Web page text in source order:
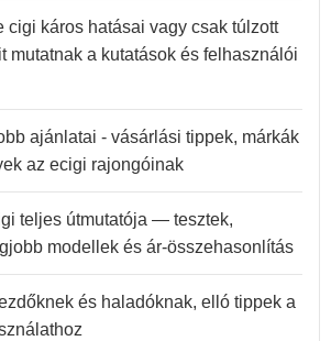
cigi káros hatásai vagy csak túlzott
mutatnak a kutatások és felhasználói
ajánlatai - vásárlási tippek, márkák
az ecigi rajongóinak
teljes útmutatója — tesztek,
modellek és ár-összehasonlítás
és haladóknak, elló tippek a